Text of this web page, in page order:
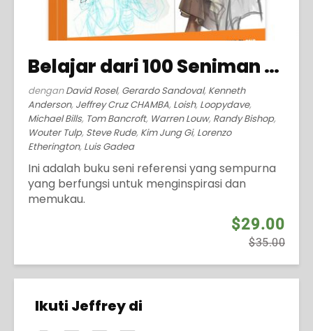
Belajar dari 100 Seniman Terkenal (2014)
denganDavid Rosel, Gerardo Sandoval, Kenneth
Anderson, Jeffrey Cruz CHAMBA, Loish, Loopydave,
Michael Bills, Tom Bancroft, Warren Louw, Randy Bishop,
Wouter Tulp, Steve Rude, Kim Jung Gi, Lorenzo
Etherington, Luis Gadea
Ini adalah buku seni referensi yang sempurna
yang berfungsi untuk menginspirasi dan
memukau.
$29.00
$35.00
Ikuti Jeffrey di